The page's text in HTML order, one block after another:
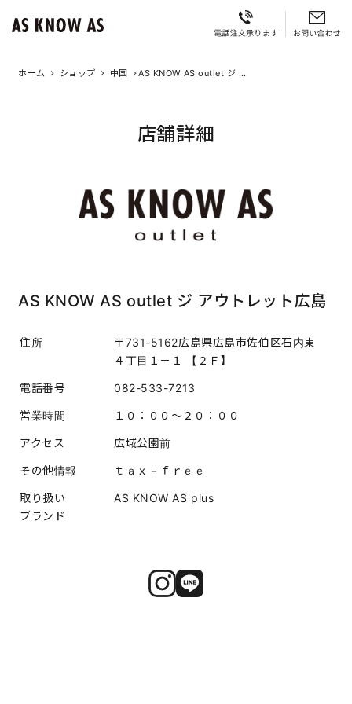
ホーム ショップ 中国
AS KNOW AS outlet ジ ア
店舗詳細
AS KNOW AS outlet ジ アウトレット広島
住所
〒731-5162広島県広島市佐伯区石内東
４丁目１－１ 【２Ｆ】
電話番号 082-533-7213
営業時間 １０：００～２０：００
アクセス 広域公園前
その他情報 ｔａｘ－ｆｒｅｅ
取り扱い
ブランド
AS KNOW AS plus